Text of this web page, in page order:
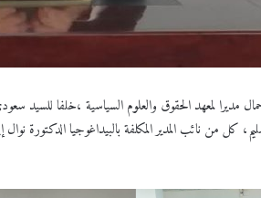
مديرا لمعهد الحقوق والعلوم السياسية ،خلفا للسيد
نائب المدير المكلفة بالبيداغوجيا الدكتورة نوال